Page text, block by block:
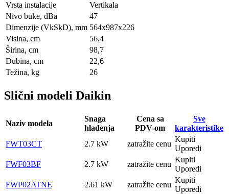
Vrsta instalacije
Vertikala
Nivo buke, dBa
47
Dimenzije (VkSkD), mm 564х987х226
Visina, сm
56,4
Širina, сm
98,7
Dubina, сm
22,6
Težina, kg
26
Slični modeli Daikin
Naziv modela
Snaga
hlađenja
Cena sa
PDV-om
Sve
karakteristike
FWT03CT
2.7 kW zatražite cenu
Kupiti
Uporedi
FWF03BF
2.7 kW zatražite cenu
Kupiti
Uporedi
FWP02ATNE
2.61 kW zatražite cenu
Kupiti
Uporedi